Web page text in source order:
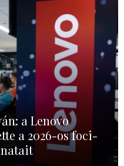
a Lenovo
a 2026-os foci-